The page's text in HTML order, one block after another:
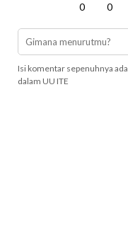
0 0
Isi komentar sepenuhnya
dalam UU ITE